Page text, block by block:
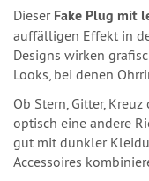
Dieser Fake Plug mit
auffälligen Effekt in
Designs wirken
Looks, bei denen
Ob Stern, Gitter,
optisch eine andere
gut mit dunkler
Accessoires